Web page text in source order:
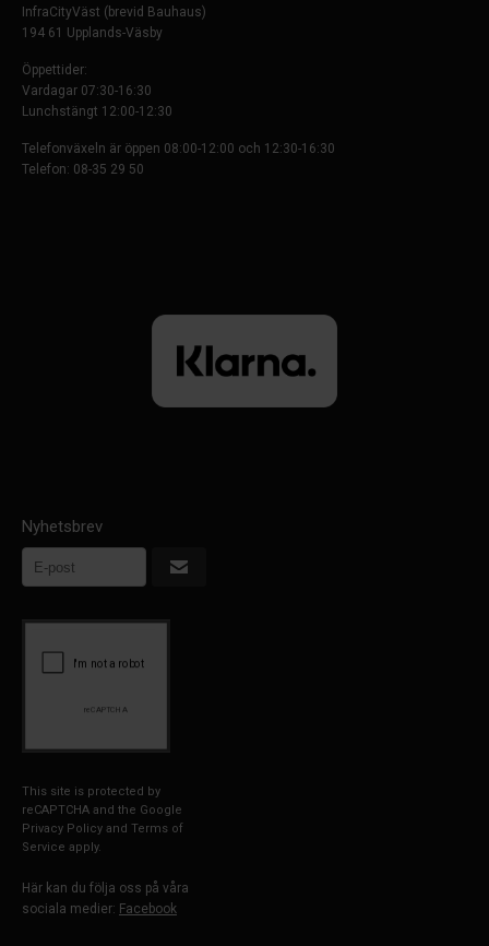
InfraCityVäst (brevid Bauhaus)
194 61 Upplands-Väsby
Öppettider:
Vardagar 07:30-16:30
Lunchstängt 12:00-12:30
Telefonväxeln är öppen 08:00-12:00 och 12:30-16:30
Telefon: 08-35 29 50
Nyhetsbrev
This site is protected by
reCAPTCHA and the Google
Privacy Policy and Terms of
Service apply.
Här kan du följa oss på våra
sociala medier: Facebook